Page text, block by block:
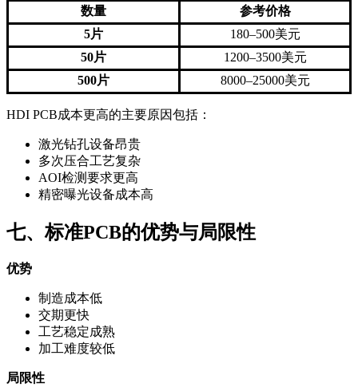
数量
参考价格
5片
180–500美元
50片
1200–3500美元
500片
8000–25000美元
HDI PCB成本更高的主要原因包括：
激光钻孔设备昂贵
多次压合工艺复杂
AOI检测要求更高
精密曝光设备成本高
七、标准PCB的优势与局限性
优势
制造成本低
交期更快
工艺稳定成熟
加工难度较低
局限性